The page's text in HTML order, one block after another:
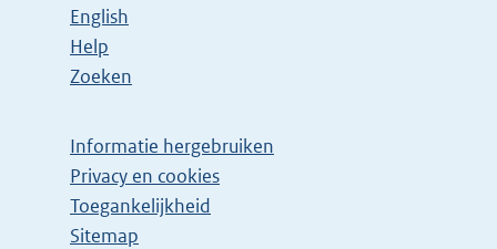
English
Help
Zoeken
Informatie hergebruiken
Privacy en cookies
Toegankelijkheid
Sitemap